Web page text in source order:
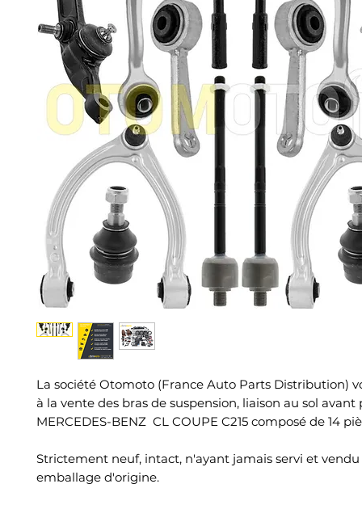
La société Otomoto (France Auto Parts Distribution)
à la vente des bras de suspension, liaison au sol avant
MERCEDES-BENZ CL COUPE C215 composé de 14
Strictement neuf, intact, n'ayant jamais servi et vendu
emballage d'origine.